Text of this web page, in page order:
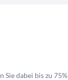
Sie dabei bis zu 75%